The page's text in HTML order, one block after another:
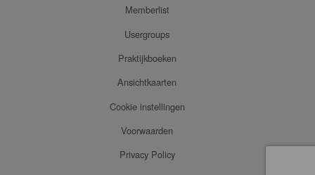
Memberlist
Usergroups
Praktijkboeken
Ansichtkaarten
Cookie instellingen
Voorwaarden
Privacy Policy